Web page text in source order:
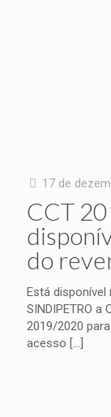
17 de
CCT
do
Está disponível
SINDIPETRO a
2019/2020
acesso […]